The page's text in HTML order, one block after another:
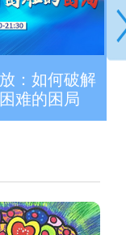
：如何破解
难的困局